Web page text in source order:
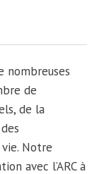
nombreuses
de
de la
Notre
avec l’ARC à